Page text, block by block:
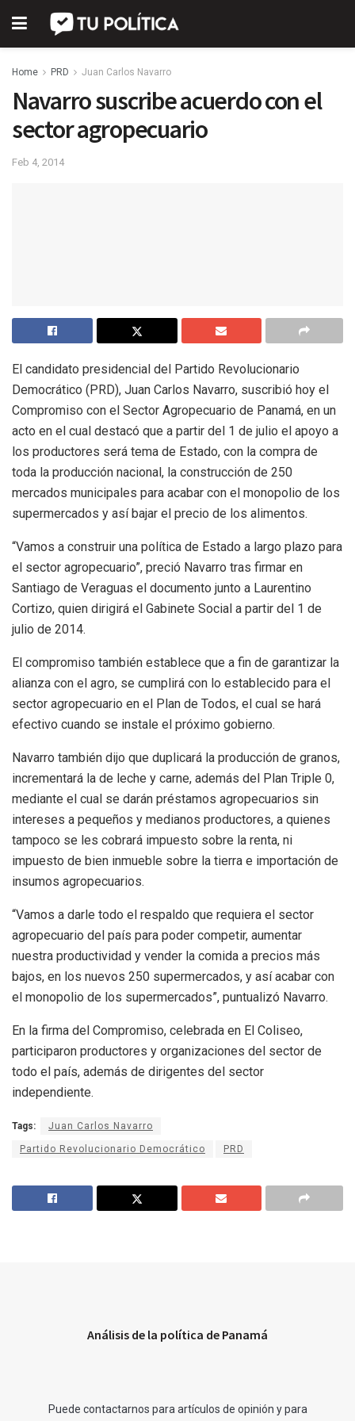
Home PRD Juan Carlos Navarro
Navarro suscribe acuerdo con el
sector agropecuario
Feb 4, 2014
El candidato presidencial del Partido Revolucionario
Democrático (PRD), Juan Carlos Navarro, suscribió hoy el
Compromiso con el Sector Agropecuario de Panamá, en un
acto en el cual destacó que a partir del 1 de julio el apoyo a
los productores será tema de Estado, con la compra de
toda la producción nacional, la construcción de 250
mercados municipales para acabar con el monopolio de los
supermercados y así bajar el precio de los alimentos.
“Vamos a construir una política de Estado a largo plazo para
el sector agropecuario”, preció Navarro tras firmar en
Santiago de Veraguas el documento junto a Laurentino
Cortizo, quien dirigirá el Gabinete Social a partir del 1 de
julio de 2014.
El compromiso también establece que a fin de garantizar la
alianza con el agro, se cumplirá con lo establecido para el
sector agropecuario en el Plan de Todos, el cual se hará
efectivo cuando se instale el próximo gobierno.
Navarro también dijo que duplicará la producción de granos,
incrementará la de leche y carne, además del Plan Triple 0,
mediante el cual se darán préstamos agropecuarios sin
intereses a pequeños y medianos productores, a quienes
tampoco se les cobrará impuesto sobre la renta, ni
impuesto de bien inmueble sobre la tierra e importación de
insumos agropecuarios.
“Vamos a darle todo el respaldo que requiera el sector
agropecuario del país para poder competir, aumentar
nuestra productividad y vender la comida a precios más
bajos, en los nuevos 250 supermercados, y así acabar con
el monopolio de los supermercados”, puntualizó Navarro.
En la firma del Compromiso, celebrada en El Coliseo,
participaron productores y organizaciones del sector de
todo el país, además de dirigentes del sector
independiente.
Tags: Juan Carlos Navarro
Partido Revolucionario Democrático PRD
Análisis de la política de Panamá
Puede contactarnos para artículos de opinión y para